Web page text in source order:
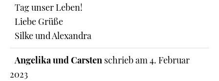
Tag unser Leben!
Liebe Grüße
Silke und Alexandra
Angelika und Carsten schrieb am4. Februar
2023